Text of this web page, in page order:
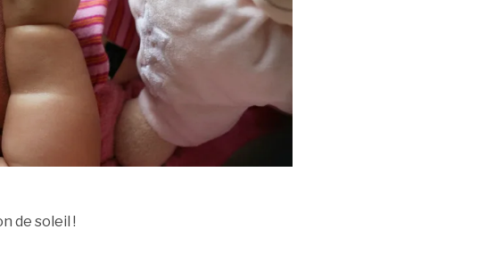
de soleil !